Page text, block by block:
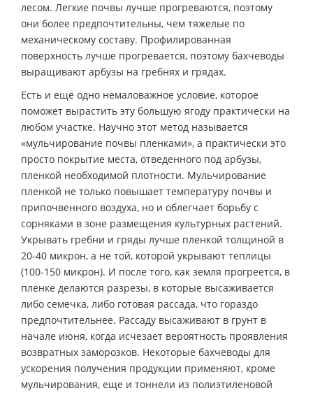
лесом. Легкие почвы лучше прогреваются, поэтому
они более предпочтительны, чем тяжелые по
механическому составу. Профилированная
поверхность лучше прогревается, поэтому бахчеводы
выращивают арбузы на гребнях и грядах.
Есть и ещё одно немаловажное условие, которое
поможет вырастить эту большую ягоду практически на
любом участке. Научно этот метод называется
«мульчирование почвы пленками», а практически это
просто покрытие места, отведенного под арбузы,
пленкой необходимой плотности. Мульчирование
пленкой не только повышает температуру почвы и
припочвенного воздуха, но и облегчает борьбу с
сорняками в зоне размещения культурных растений.
Укрывать гребни и гряды лучше пленкой толщиной в
20-40 микрон, а не той, которой укрывают теплицы
(100-150 микрон). И после того, как земля прогреется, в
пленке делаются разрезы, в которые высаживается
либо семечка, либо готовая рассада, что гораздо
предпочтительнее. Рассаду высаживают в грунт в
начале июня, когда исчезает вероятность проявления
возвратных заморозков. Некоторые бахчеводы для
ускорения получения продукции применяют, кроме
мульчирования, еще и тоннели из полиэтиленовой